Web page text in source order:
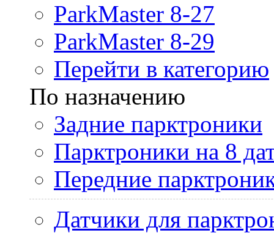
ParkMaster 8-27
ParkMaster 8-29
Перейти в категорию
По назначению
Задние парктроники
Парктроники на 8
Передние
Датчики для